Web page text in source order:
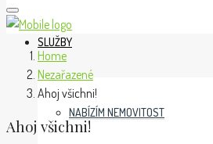
SLUŽBY
NABÍZÍM NEMOVITOST
Home
Nezařazené
Ahoj všichni!
Ahoj všichni!